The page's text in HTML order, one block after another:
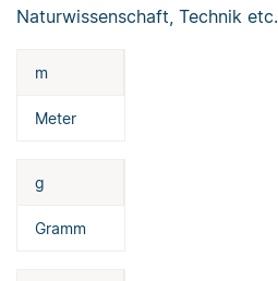
Naturwissenschaft, Technik etc.
m
Meter
g
Gramm